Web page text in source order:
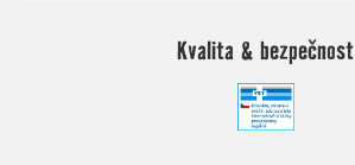
Kvalita & bezpečnost